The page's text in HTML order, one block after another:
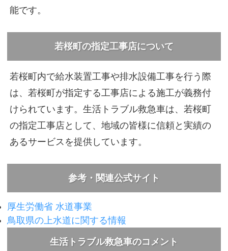
能です。
若桜町の指定工事店について
若桜町内で給水装置工事や排水設備工事を行う際
は、若桜町が指定する工事店による施工が義務付
けられています。生活トラブル救急車は、若桜町
の指定工事店として、地域の皆様に信頼と実績の
あるサービスを提供しています。
参考・関連公式サイト
厚生労働省 水道事業
鳥取県の上水道に関する情報
生活トラブル救急車のコメント